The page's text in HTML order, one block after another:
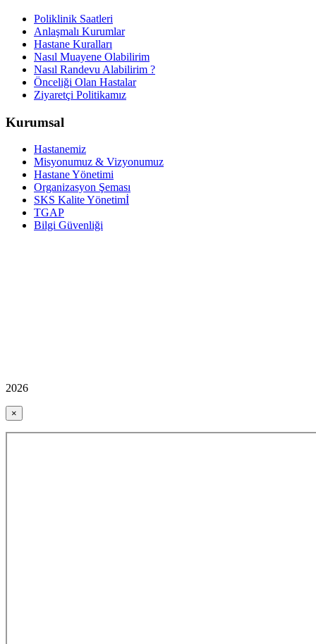
Poliklinik Saatleri
Anlaşmalı Kurumlar
Hastane Kuralları
Nasıl Muayene Olabilirim
Nasıl Randevu Alabilirim ?
Önceliği Olan Hastalar
Ziyaretçi Politikamız
Kurumsal
Hastanemiz
Misyonumuz & Vizyonumuz
Hastane Yönetimi
Organizasyon Şeması
SKS Kalite Yönetimİ
TGAP
Bilgi Güvenliği
2026
×